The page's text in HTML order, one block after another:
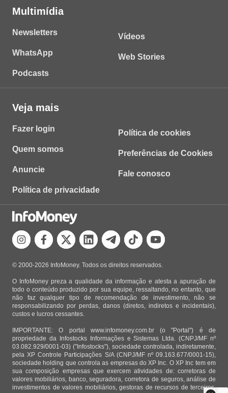
Multimídia
Newsletters
WhatsApp
Podcasts
Vídeos
Web Stories
Veja mais
Fazer login
Quem somos
Anuncie
Política de privacidade
Política de cookies
Preferências de Cookies
Fale conosco
© 2000-2026 InfoMoney. Todos os direitos reservados.
O InfoMoney preza a qualidade da informação e atesta a apuração de
todo o conteúdo produzido por sua equipe, ressaltando, no entanto, que
não faz qualquer tipo de recomendação de investimento, não se
responsabilizando por perdas, danos (diretos, indiretos e incidentais),
custos e lucros cessantes.
IMPORTANTE: O portal www.infomoney.com.br (o "Portal") é de
propriedade da Infostocks Informações e Sistemas Ltda. (CNPJ/MF nº
03.082.929/0001-03) ("Infostocks"), sociedade controlada, indiretamente,
pela XP Controle Participações S/A (CNPJ/MF nº 09.163.677/0001-15),
sociedade holding que controla as empresas do XP Inc. O XP Inc tem em
sua composição empresas que exercem atividades de: corretoras de
valores mobiliários, banco, seguradora, corretora de seguros, análise de
investimentos de valores mobiliários, gestoras de recursos de terceiros.